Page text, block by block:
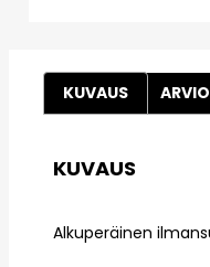
KUVAUS
KUVAUS
Alkuperäinen